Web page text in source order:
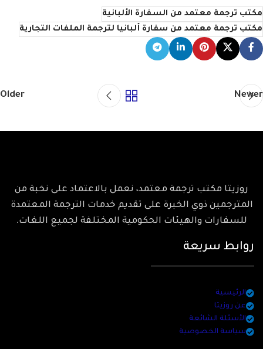
مكتب ترجمة معتمد من السفارة الألبانية
مكتب ترجمة معتمد من سفارة ألبانيا لترجمة الملفات التجارية
Newer
Older
روزيتا مكتب ترجمة معتمد، نعمل بالاعتماد على نخبة من
المترجمين ذوي الخبرة على تقديم خدمات الترجمة المعتمدة
للسفارات والهيئات الحكومية المختلفة لجميع اللغات.
روابط سريعة
الرئيسية
عن روزيتا
الأسئلة الشائعة
سياسة الخصوصية